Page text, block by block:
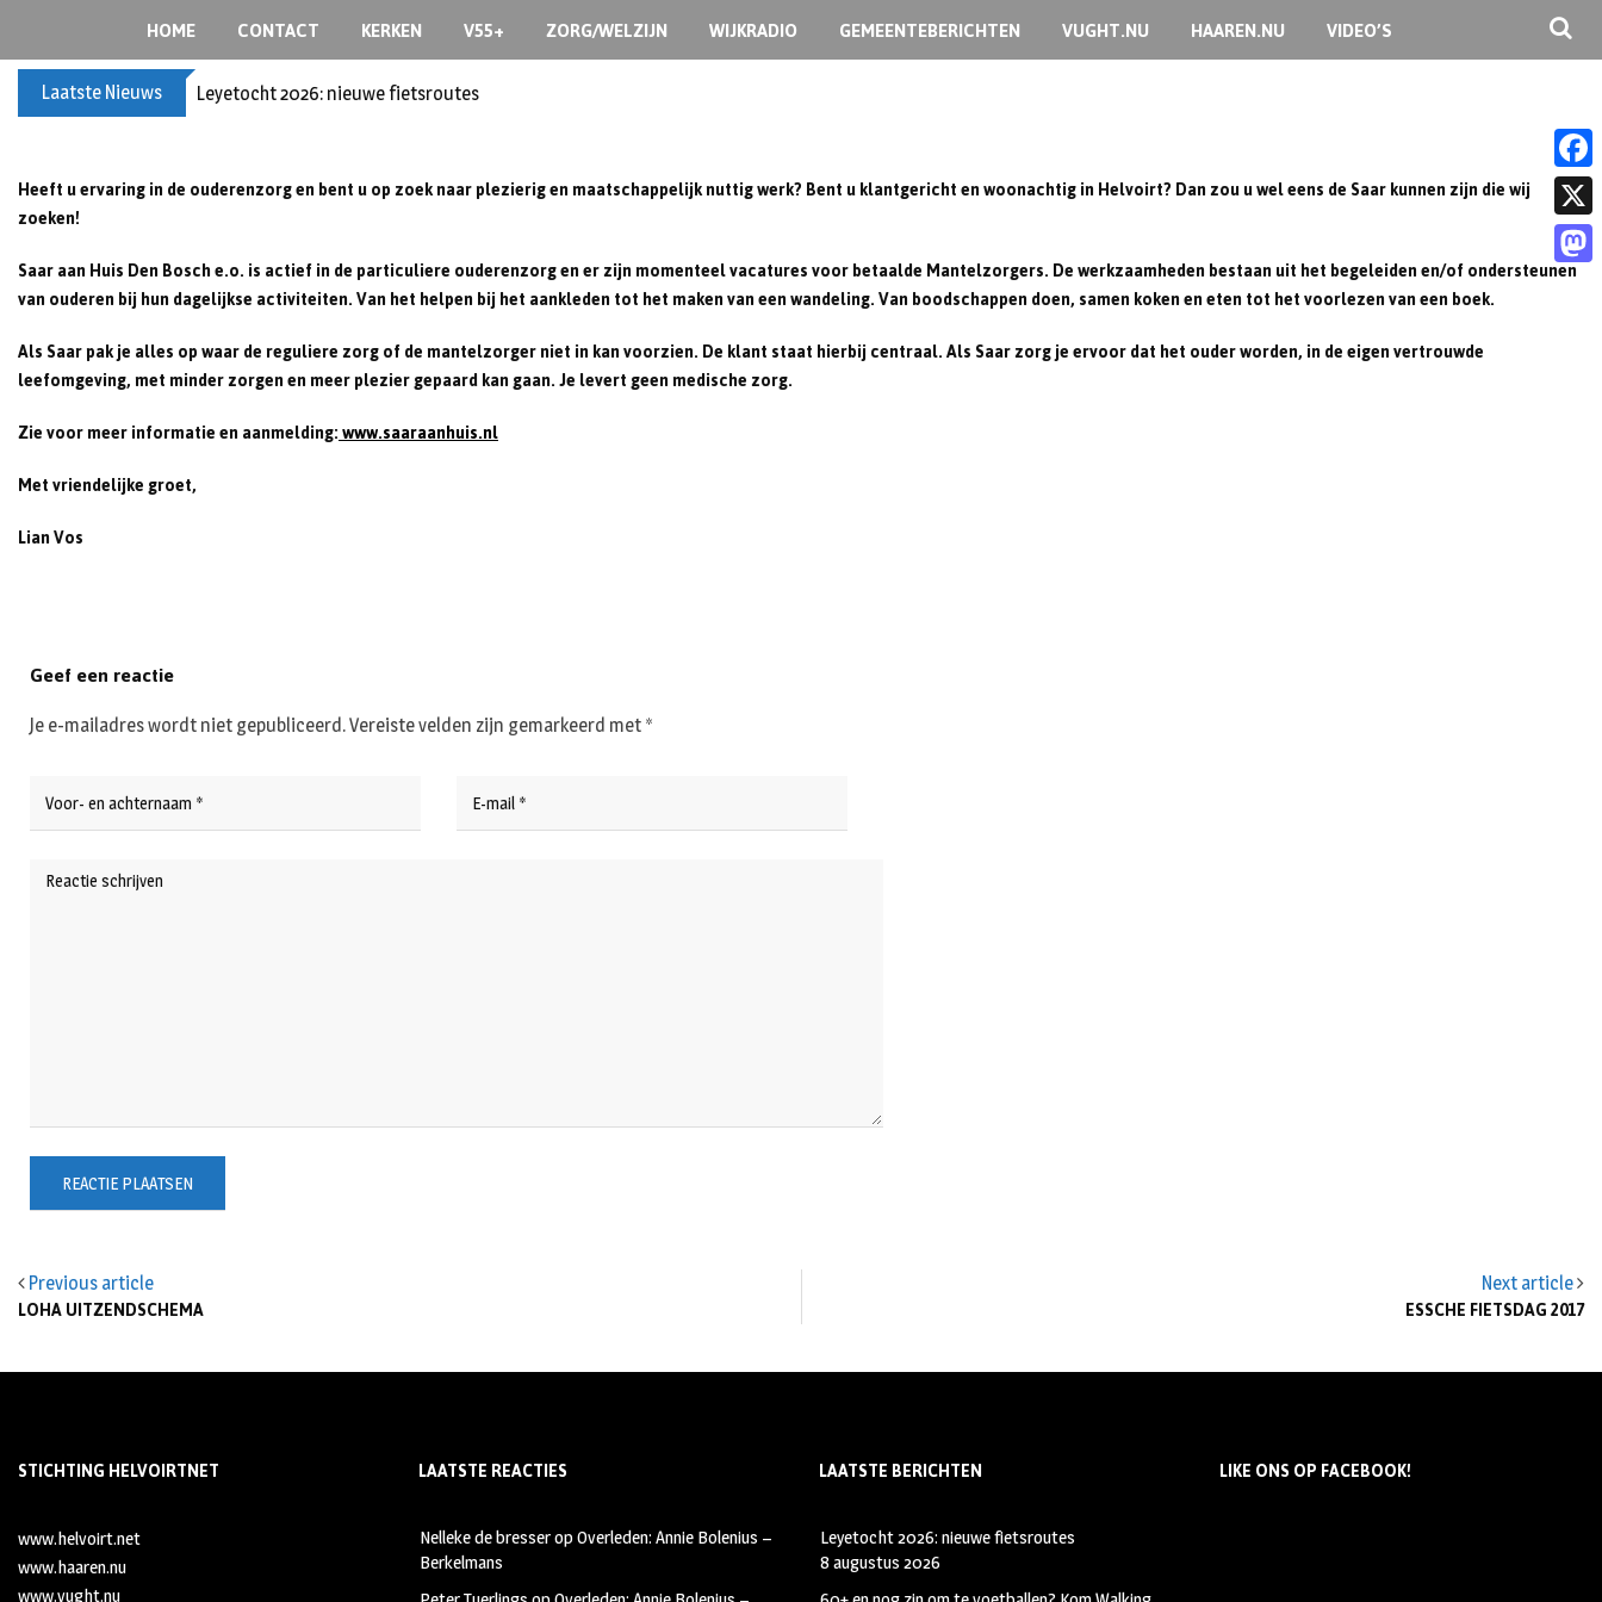
content
HOME CONTACT KERKEN V55+ ZORG/WELZIJN WIJKRADIO GEMEENTEBERICHTEN VUGHT.NU HAAREN.NU VIDEO’S
Laatste Nieuws Leyetocht 2026: nieuwe fietsroutes
Heeft u ervaring in de ouderenzorg en bent u op zoek naar plezierig en maatschappelijk nuttig werk? Bent u klantgericht en woonachtig in Helvoirt? Dan zou u wel eens de Saar kunnen zijn die wij
zoeken!
Saar aan Huis Den Bosch e.o. is actief in de particuliere ouderenzorg en er zijn momenteel vacatures voor betaalde Mantelzorgers. De werkzaamheden bestaan uit het begeleiden en/of ondersteunen
van ouderen bij hun dagelijkse activiteiten. Van het helpen bij het aankleden tot het maken van een wandeling. Van boodschappen doen, samen koken en eten tot het voorlezen van een boek.
Als Saar pak je alles op waar de reguliere zorg of de mantelzorger niet in kan voorzien. De klant staat hierbij centraal. Als Saar zorg je ervoor dat het ouder worden, in de eigen vertrouwde
leefomgeving, met minder zorgen en meer plezier gepaard kan gaan. Je levert geen medische zorg.
Zie voor meer informatie en aanmelding:www.saaraanhuis.nl
Met vriendelijke groet,
Lian Vos
Previous article
LOHA UITZENDSCHEMA
Next article
ESSCHE FIETSDAG 2017
Geef een reactie
Je e-mailadres wordt niet gepubliceerd.Vereiste velden zijn gemarkeerd met *
STICHTING HELVOIRTNET
www.helvoirt.net
www.haaren.nu
www.vught.nu
LAATSTE REACTIES
Nelleke de bresseropOverleden: Annie Bolenius –
Berkelmans
LAATSTE BERICHTEN
Leyetocht 2026: nieuwe fietsroutes
8 augustus 2026
LIKE ONS OP FACEBOOK!
F
a
c
X
M